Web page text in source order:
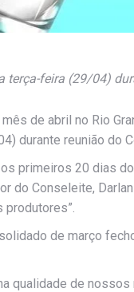
feira (29/04)
de abril no Rio
durante reunião do
primeiros 20 dias
do Conseleite,
de março
qualidade de